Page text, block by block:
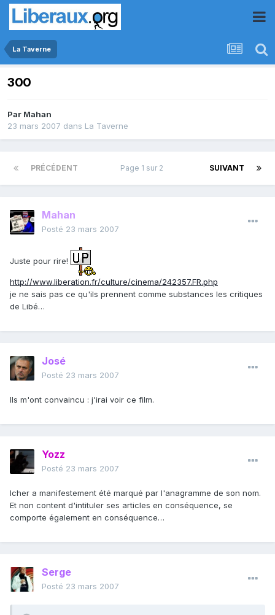
La Taverne
300
Par Mahan
23 mars 2007 dans La Taverne
PRÉCÉDENT SUIVANT
Page 1 sur 2
Mahan
Posté 23 mars 2007
Juste pour rire!
http://www.liberation.fr/culture/cinema/242357.FR.php
je ne sais pas ce qu'ils prennent comme substances les critiques
de Libé…
José
Posté 23 mars 2007
Ils m'ont convaincu : j'irai voir ce film.
Yozz
Posté 23 mars 2007
Icher a manifestement été marqué par l'anagramme de son nom.
Et non content d'intituler ses articles en conséquence, se
comporte également en conséquence…
Serge
Posté 23 mars 2007